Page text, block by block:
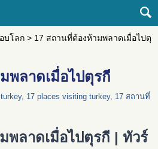
บโลก> 17 สถานที่ต้องห้ามพลาดเมื่อไปตุ
พลาดเมื่อไปตุรกี
turkey, 17 places visiting turkey, 17 สถานที่
พลาดเมื่อไปตุรกี | ทัวร์